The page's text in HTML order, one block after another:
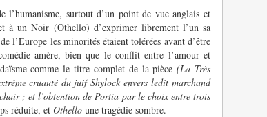
l’humanisme, surtout d’un point de vue anglais et
à un Noir (Othello) d’exprimer librement l’un sa
l’Europe les minorités étaient tolérées avant d’être
amère, bien que le conflit entre l’amour et
comme le titre complet de la pièce(La Très
cruauté du juif Shylock envers ledit marchand
; et l’obtention de Portia par le choix entre trois
réduite, et Othello une tragédie sombre.